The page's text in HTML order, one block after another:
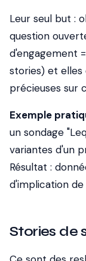
Leur seul but :
question
d'engagement
stories) et
précieuses sur
Exemple
un sondage
variantes d'un
Résultat :
d'implication
Stories de